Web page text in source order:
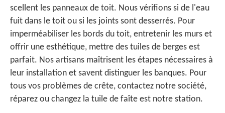
scellent les panneaux de toit. Nous vérifions si de l'eau
fuit dans le toit ou si les joints sont desserrés. Pour
imperméabiliser les bords du toit, entretenir les murs et
offrir une esthétique, mettre des tuiles de berges est
parfait. Nos artisans maîtrisent les étapes nécessaires à
leur installation et savent distinguer les banques. Pour
tous vos problèmes de crête, contactez notre société,
réparez ou changez la tuile de faîte est notre station.